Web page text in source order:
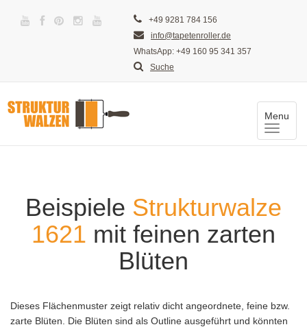
+49 9281 784 156
info@tapetenroller.de
WhatsApp: +49 160 95 341 357
Suche
Menu
Toggle
Beispiele Strukturwalze
1621 mit feinen zarten
Blüten
Dieses Flächenmuster zeigt relativ dicht angeordnete, feine bzw.
zarte Blüten. Die Blüten sind als Outline ausgeführt und könnten